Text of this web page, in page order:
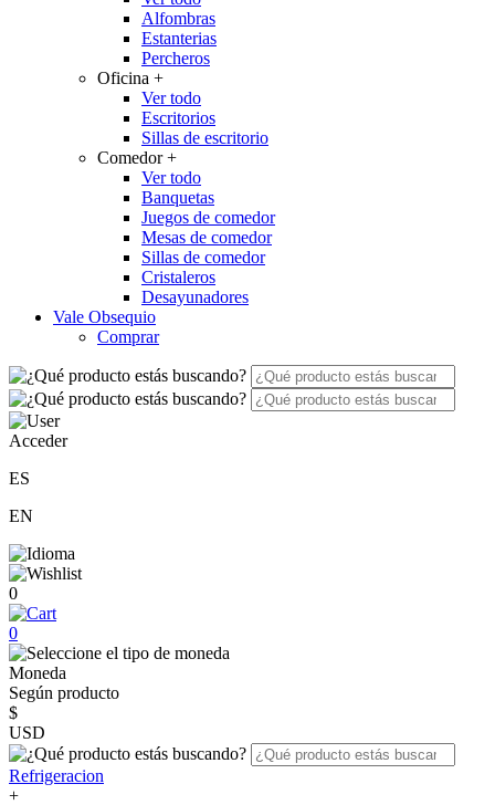
Alfombras
Estanterias
Percheros
Oficina +
Ver todo
Escritorios
Sillas de escritorio
Comedor+
Ver todo
Banquetas
Juegos de comedor
Mesas de comedor
Sillas de comedor
Cristaleros
Desayunadores
Vale Obsequio
Comprar
Acceder
ES
EN
0
0
Moneda
Según producto
$
USD
Refrigeracion
+